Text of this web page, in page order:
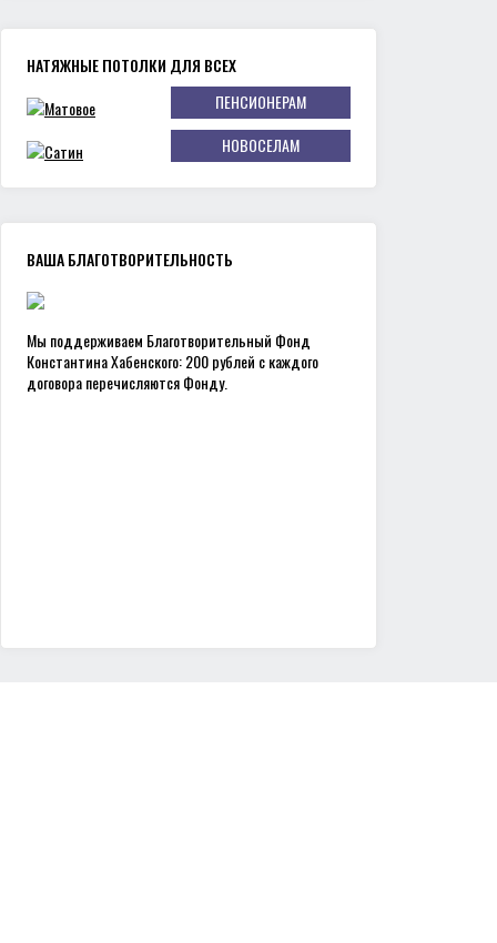
НАТЯЖНЫЕ ПОТОЛКИ ДЛЯ ВСЕХ
ПЕНСИОНЕРАМ
НОВОСЕЛАМ
ВАША БЛАГОТВОРИТЕЛЬНОСТЬ
Мы поддерживаем Благотворительный Фонд
Константина Хабенского: 200 рублей с каждого
договора перечисляются Фонду.